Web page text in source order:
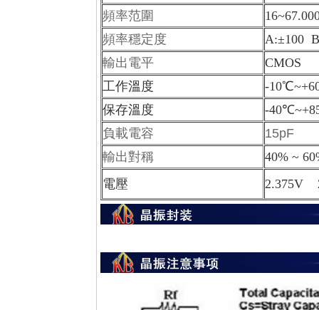
頻率范圍
頻率穩定度
A:±100
輸出電平
CMOS
工作溫度
-
保存溫度
-
負載電容
15pF
輸出對稱
40% ~
電壓
2.375V